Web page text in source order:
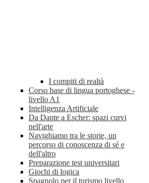
I compiti di realtà
Corso base di lingua portoghese -
livello A1
Intelligenza Artificiale
Da Dante a Escher: spazi curvi
nell'arte
Navighiamo tra le storie, un
percorso di conoscenza di sé e
dell'altro
Preparazione test universitari
Giochi di logica
Spagnolo per il turismo livello